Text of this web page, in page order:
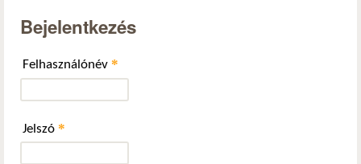
Bejelentkezés
Felhasználónév *
Jelszó *